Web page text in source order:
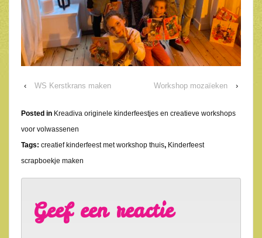
‹ WS Kerstkrans maken Workshop mozaïeken ›
Posted in Kreadiva originele kinderfeestjes en creatieve workshops
voor volwassenen
Tags: creatief kinderfeest met workshop thuis, Kinderfeest
scrapboekje maken
Geef een reactie